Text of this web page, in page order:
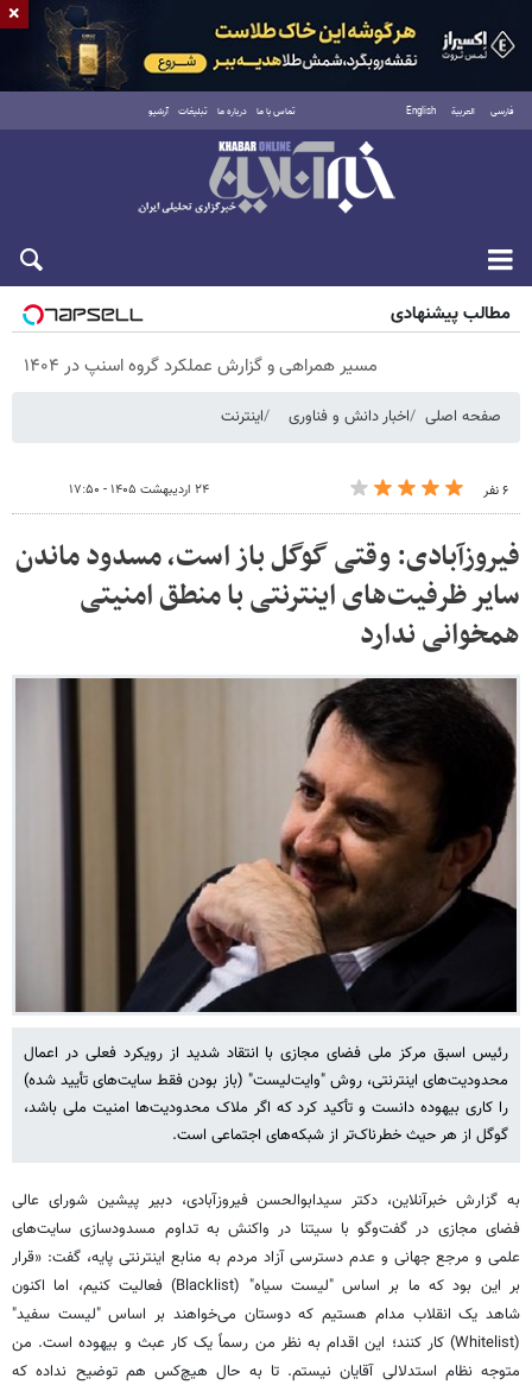
فارسی العربية English تماس با ما درباره ما تبلیغات آرشیو
پنجشنبه ۱۵ مرداد ۱۴۰۵
مطالب پیشنهادی
مسیر همراهی و گزارش عملکرد گروه اسنپ در ۱۴۰۴
صفحه اصلی اخبار دانش و فناوری اینترنت
۶ نفر ۲۴ اردیبهشت ۱۴۰۵ - ۱۷:۵۰
فیروزآبادی: وقتی گوگل باز است، مسدود ماندن
سایر ظرفیت‌های اینترنتی با منطق امنیتی
همخوانی ندارد
رئیس اسبق مرکز ملی فضای مجازی با انتقاد شدید از رویکرد فعلی در اعمال
محدودیت‌های اینترنتی، روش "وایت‌لیست" (باز بودن فقط سایت‌های تأیید شده)
را کاری بیهوده دانست و تأکید کرد که اگر ملاک محدودیت‌ها امنیت ملی باشد،
گوگل از هر حیث خطرناک‌تر از شبکه‌های اجتماعی است.
به گزارش خبرآنلاین، دکتر سیدابوالحسن فیروزآبادی، دبیر پیشین شورای عالی
فضای مجازی در گفت‌وگو با سیتنا در واکنش به تداوم مسدودسازی سایت‌های
علمی و مرجع جهانی و عدم دسترسی آزاد مردم به منابع اینترنتی پایه، گفت: «قرار
بر این بود که ما بر اساس "لیست سیاه" (Blacklist) فعالیت کنیم، اما اکنون
شاهد یک انقلاب مدام هستیم که دوستان می‌خواهند بر اساس "لیست سفید"
(Whitelist) کار کنند؛ این اقدام به نظر من رسماً یک کار عبث و بیهوده است. من
متوجه نظام استدلالی آقایان نیستم. تا به حال هیچ‌کس هم توضیح نداده که
×